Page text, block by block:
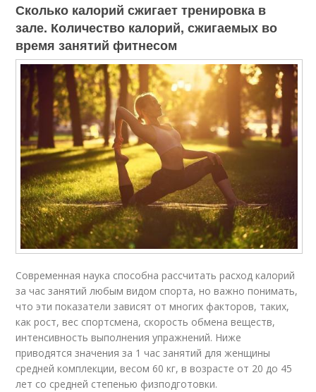
Сколько калорий сжигает тренировка в
зале. Количество калорий, сжигаемых во
время занятий фитнесом
Современная наука способна рассчитать расход калорий
за час занятий любым видом спорта, но важно понимать,
что эти показатели зависят от многих факторов, таких,
как рост, вес спортсмена, скорость обмена веществ,
интенсивность выполнения упражнений. Ниже
приводятся значения за 1 час занятий для женщины
средней комплекции, весом 60 кг, в возрасте от 20 до 45
лет со средней степенью физподготовки.